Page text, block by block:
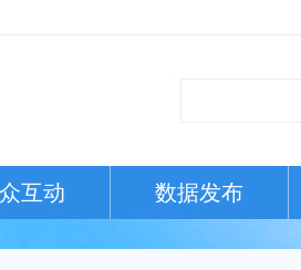
互动 数据发布